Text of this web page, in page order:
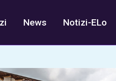
News Notizi-ELo